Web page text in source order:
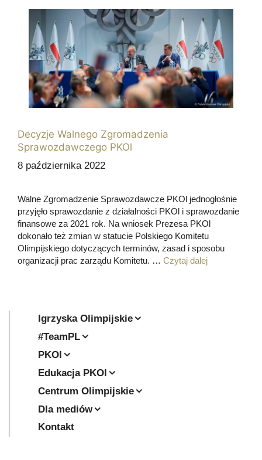
Decyzje Walnego Zgromadzenia
Sprawozdawczego PKOl
8 października 2022
Walne Zgromadzenie Sprawozdawcze PKOl jednogłośnie
przyjęło sprawozdanie z działalności PKOl i sprawozdanie
finansowe za 2021 rok. Na wniosek Prezesa PKOl
dokonało też zmian w statucie Polskiego Komitetu
Olimpijskiego dotyczących terminów, zasad i sposobu
organizacji prac zarządu Komitetu. … Czytaj dalej
Igrzyska Olimpijskie
#TeamPL
PKOl
Edukacja PKOl
Centrum Olimpijskie
Dla mediów
Kontakt